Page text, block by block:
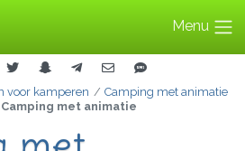
Menu
voor kamperen
Camping met animatie
Camping met animatie